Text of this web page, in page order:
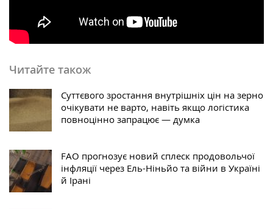
Читайте також
Суттєвого зростання внутрішніх цін на зерно
очікувати не варто, навіть якщо логістика
повноцінно запрацює — думка
FAO прогнозує новий сплеск продовольчої
інфляції через Ель-Ніньйо та війни в Україні
й Ірані